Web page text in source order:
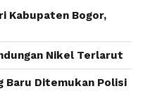
Kabupaten Bogor,
Nikel Terlarut
Baru Ditemukan Polisi